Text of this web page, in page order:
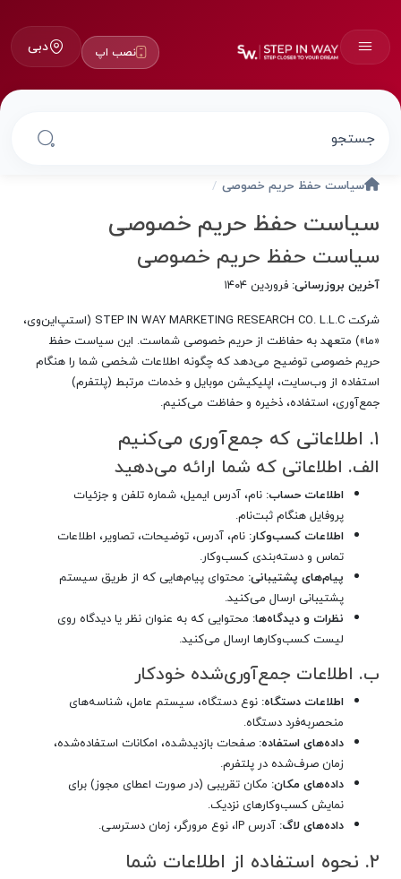
نصب اپ دبی
سیاست حفظ حریم خصوصی
سیاست حفظ حریم خصوصی
سیاست حفظ حریم خصوصی
آخرین بروزرسانی: فروردین ۱۴۰۴
شرکت STEP IN WAY MARKETING RESEARCH CO. L.L.C (استپ‌این‌وی،
«ما») متعهد به حفاظت از حریم خصوصی شماست. این سیاست حفظ
حریم خصوصی توضیح می‌دهد که چگونه اطلاعات شخصی شما را هنگام
استفاده از وب‌سایت، اپلیکیشن موبایل و خدمات مرتبط (پلتفرم)
جمع‌آوری، استفاده، ذخیره و حفاظت می‌کنیم.
۱. اطلاعاتی که جمع‌آوری می‌کنیم
الف. اطلاعاتی که شما ارائه می‌دهید
اطلاعات حساب: نام، آدرس ایمیل، شماره تلفن و جزئیات
پروفایل هنگام ثبت‌نام.
اطلاعات کسب‌وکار: نام، آدرس، توضیحات، تصاویر، اطلاعات
تماس و دسته‌بندی کسب‌وکار.
پیام‌های پشتیبانی: محتوای پیام‌هایی که از طریق سیستم
پشتیبانی ارسال می‌کنید.
نظرات و دیدگاه‌ها: محتوایی که به عنوان نظر یا دیدگاه روی
لیست کسب‌وکارها ارسال می‌کنید.
ب. اطلاعات جمع‌آوری‌شده خودکار
اطلاعات دستگاه: نوع دستگاه، سیستم عامل، شناسه‌های
منحصربه‌فرد دستگاه.
داده‌های استفاده: صفحات بازدیدشده، امکانات استفاده‌شده،
زمان صرف‌شده در پلتفرم.
داده‌های مکان: مکان تقریبی (در صورت اعطای مجوز) برای
نمایش کسب‌وکارهای نزدیک.
داده‌های لاگ: آدرس IP، نوع مرورگر، زمان دسترسی.
۲. نحوه استفاده از اطلاعات شما